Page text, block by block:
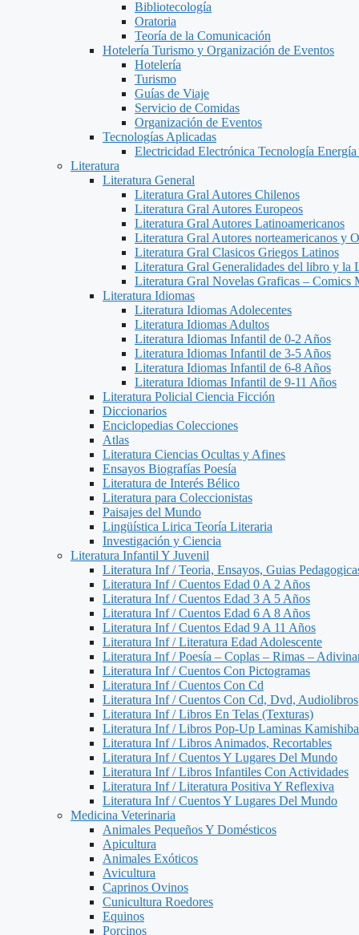
Bibliotecología
Oratoria
Teoría de la Comunicación
Hotelería Turismo y Organización de Eventos
Hotelería
Turismo
Guías de Viaje
Servicio de Comidas
Organización de Eventos
Tecnologías Aplicadas
Electricidad Electrónica Tecnología Energía
Literatura
Literatura General
Literatura Gral Autores Chilenos
Literatura Gral Autores Europeos
Literatura Gral Autores Latinoamericanos
Literatura Gral Autores norteamericanos y
Literatura Gral Clasicos Griegos Latinos
Literatura Gral Generalidades del libro y la
Literatura Gral Novelas Graficas – Comics
Literatura Idiomas
Literatura Idiomas Adolecentes
Literatura Idiomas Adultos
Literatura Idiomas Infantil de 0-2 Años
Literatura Idiomas Infantil de 3-5 Años
Literatura Idiomas Infantil de 6-8 Años
Literatura Idiomas Infantil de 9-11 Años
Literatura Policial Ciencia Ficción
Diccionarios
Enciclopedias Colecciones
Atlas
Literatura Ciencias Ocultas y Afines
Ensayos Biografías Poesía
Literatura de Interés Bélico
Literatura para Coleccionistas
Paisajes del Mundo
Lingüística Lirica Teoría Literaria
Investigación y Ciencia
Literatura Infantil Y Juvenil
Literatura Inf / Teoria, Ensayos, Guias
Literatura Inf / Cuentos Edad 0 A 2 Años
Literatura Inf / Cuentos Edad 3 A 5 Años
Literatura Inf / Cuentos Edad 6 A 8 Años
Literatura Inf / Cuentos Edad 9 A 11 Años
Literatura Inf / Literatura Edad Adolescente
Literatura Inf / Poesía – Coplas – Rimas –
Literatura Inf / Cuentos Con Pictogramas
Literatura Inf / Cuentos Con Cd
Literatura Inf / Cuentos Con Cd, Dvd, Audiolibros
Literatura Inf / Libros En Telas (Texturas)
Literatura Inf / Libros Pop-Up Laminas
Literatura Inf / Libros Animados, Recortables
Literatura Inf / Cuentos Y Lugares Del Mundo
Literatura Inf / Libros Infantiles Con Actividades
Literatura Inf / Literatura Positiva Y Reflexiva
Literatura Inf / Cuentos Y Lugares Del Mundo
Medicina Veterinaria
Animales Pequeños Y Domésticos
Apicultura
Animales Exóticos
Avicultura
Caprinos Ovinos
Cunicultura Roedores
Equinos
Porcinos